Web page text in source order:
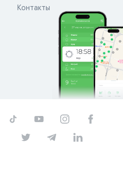
Контакты